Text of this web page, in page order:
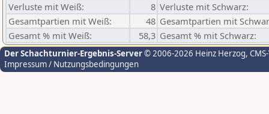
Verluste mit Weiß:
8 Verluste mit Schwarz:
Gesamtpartien mit Weiß:
48 Gesamtpartien mit
Gesamt % mit Weiß:
58,3 Gesamt % mit Schwarz:
Der Schachturnier-Ergebnis-Server© 2006-2026 Heinz Herzog,
Impressum / Nutzungsbedingungen